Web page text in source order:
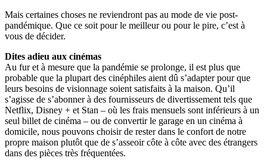
Mais certaines choses ne reviendront pas au mode de vie post-
pandémique. Que ce soit pour le meilleur ou pour le pire, c’est à
vous de décider.
Dites adieu aux cinémas
Au fur et à mesure que la pandémie se prolonge, il est plus que
probable que la plupart des cinéphiles aient dû s’adapter pour que
leurs besoins de visionnage soient satisfaits à la maison. Qu’il
s’agisse de s’abonner à des fournisseurs de divertissement tels que
Netflix, Disney + et Stan – où les frais mensuels sont inférieurs à un
seul billet de cinéma – ou de convertir le garage en un cinéma à
domicile, nous pouvons choisir de rester dans le confort de notre
propre maison plutôt que de s’asseoir côte à côte avec des étrangers
dans des pièces très fréquentées.